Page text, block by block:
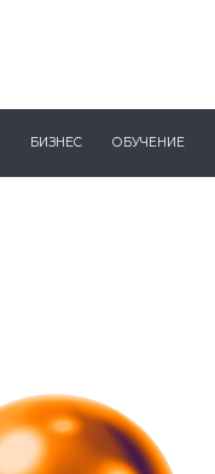
БИЗНЕС ОБУЧЕНИЕ